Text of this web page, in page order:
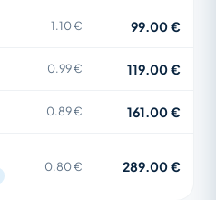
1.10 € 99.00 €
0.99 € 119.00 €
0.89 € 161.00 €
0.80 € 289.00 €